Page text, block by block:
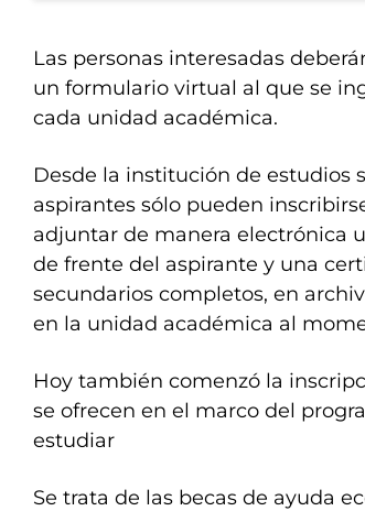
Las personas interesadas
un formulario virtual al que se
cada unidad académica.
Desde la institución de estudios
aspirantes sólo pueden
adjuntar de manera electrónica
de frente del aspirante y una
secundarios completos, en
en la unidad académica al
Hoy también comenzó la
se ofrecen en el marco del
estudiar
Se trata de las becas de ayuda